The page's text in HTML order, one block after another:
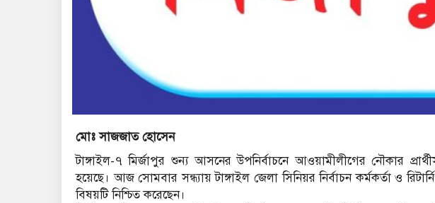
মোঃ সাজজাত হোসেন
টাঙ্গাইল-৭ মির্জাপুর শুন্য আসনের উপনির্বাচনে আওয়ামীলীগের নৌকার
হয়েছে। আজ সোমবার সন্ধ্যায় টাঙ্গাইল জেলা সিনিয়র নির্বাচন কর্মকর্তা ও
বিষয়টি নিশ্চিত করেছেন।